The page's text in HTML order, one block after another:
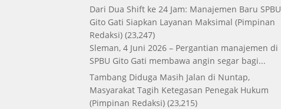
Dari Dua Shift ke 24 Jam: Manajemen Baru SPBU
Gito Gati Siapkan Layanan Maksimal (Pimpinan
Redaksi) (23,247)
Sleman, 4 Juni 2026 – Pergantian manajemen di
SPBU Gito Gati membawa angin segar bagi...
Tambang Diduga Masih Jalan di Nuntap,
Masyarakat Tagih Ketegasan Penegak Hukum
(Pimpinan Redaksi) (23,215)